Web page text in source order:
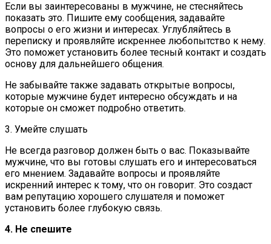
Если вы заинтересованы в мужчине, не стесняйтесь
показать это. Пишите ему сообщения, задавайте
вопросы о его жизни и интересах. Углубляйтесь в
переписку и проявляйте искреннее любопытство к нему.
Это поможет установить более тесный контакт и создать
основу для дальнейшего общения.
Не забывайте также задавать открытые вопросы,
которые мужчине будет интересно обсуждать и на
которые он сможет подробно ответить.
3. Умейте слушать
Не всегда разговор должен быть о вас. Показывайте
мужчине, что вы готовы слушать его и интересоваться
его мнением. Задавайте вопросы и проявляйте
искренний интерес к тому, что он говорит. Это создаст
вам репутацию хорошего слушателя и поможет
установить более глубокую связь.
4. Не спешите